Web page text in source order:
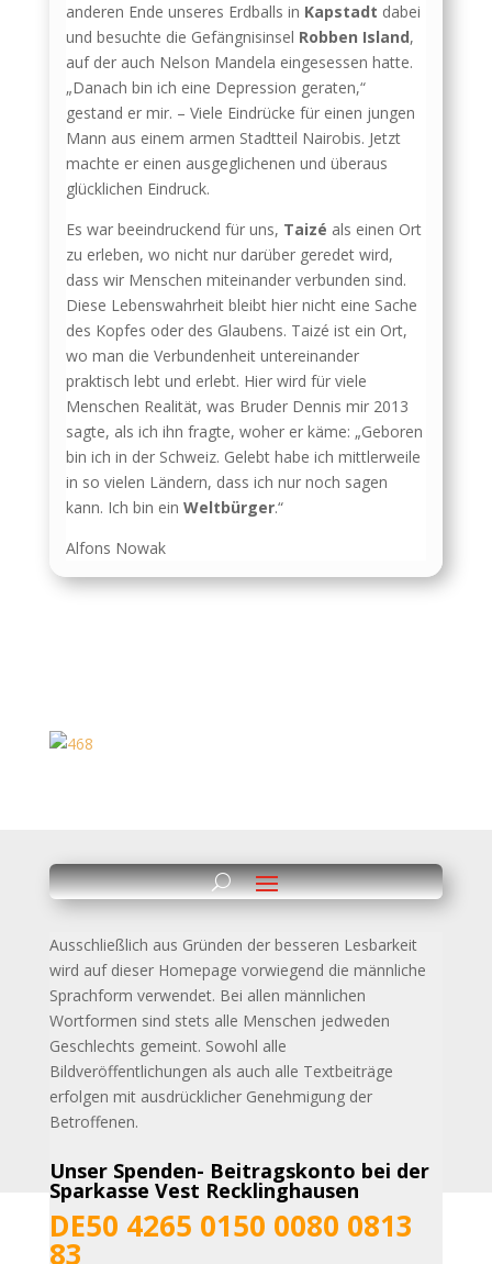
anderen Ende unseres Erdballs in Kapstadt dabei
und besuchte die Gefängnisinsel Robben Island,
auf der auch Nelson Mandela eingesessen hatte.
„Danach bin ich eine Depression geraten,“
gestand er mir. – Viele Eindrücke für einen jungen
Mann aus einem armen Stadtteil Nairobis. Jetzt
machte er einen ausgeglichenen und überaus
glücklichen Eindruck.
Es war beeindruckend für uns, Taizé als einen Ort
zu erleben, wo nicht nur darüber geredet wird,
dass wir Menschen miteinander verbunden sind.
Diese Lebenswahrheit bleibt hier nicht eine Sache
des Kopfes oder des Glaubens. Taizé ist ein Ort,
wo man die Verbundenheit untereinander
praktisch lebt und erlebt. Hier wird für viele
Menschen Realität, was Bruder Dennis mir 2013
sagte, als ich ihn fragte, woher er käme: „Geboren
bin ich in der Schweiz. Gelebt habe ich mittlerweile
in so vielen Ländern, dass ich nur noch sagen
kann. Ich bin ein Weltbürger.“
Alfons Nowak
Ausschließlich aus Gründen der besseren Lesbarkeit
wird auf dieser Homepage vorwiegend die männliche
Sprachform verwendet. Bei allen männlichen
Wortformen sind stets alle Menschen jedweden
Geschlechts gemeint. Sowohl alle
Bildveröffentlichungen als auch alle Textbeiträge
erfolgen mit ausdrücklicher Genehmigung der
Betroffenen.
Unser Spenden- Beitragskonto bei der
Sparkasse Vest Recklinghausen
DE50 4265 0150 0080 0813
83